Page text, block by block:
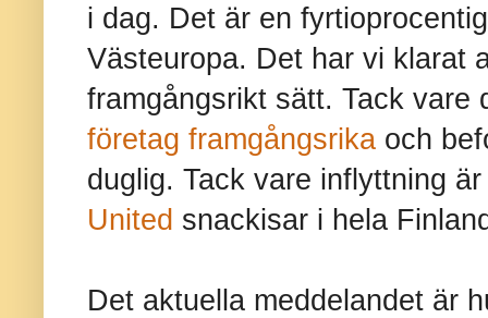
i dag. Det är en
Västeuropa. Det har vi klarat
framgångsrikt sätt. Tack
företag framgångsrika och
duglig. Tack vare inflyttning
United snackisar i hela
Det aktuella meddelandet är